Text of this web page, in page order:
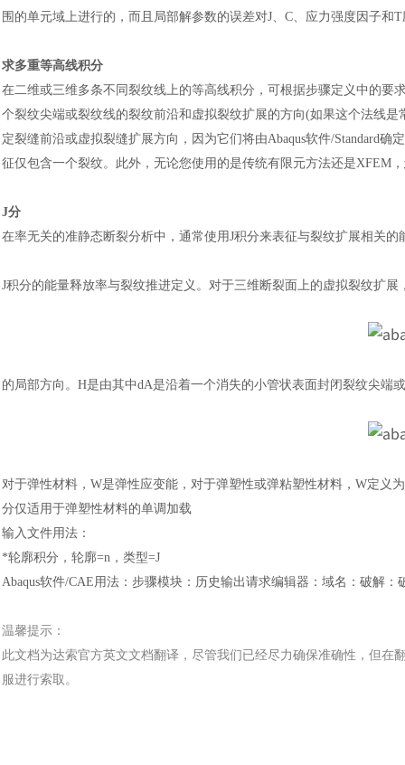
围的单元域上进行的，而且局部解参数的误差对J、C、应力强度因子和
求多重等高线积分
在二维或三维多条不同裂纹线上的等高线积分，可根据步骤定义中的
个裂纹尖端或裂纹线的裂纹前沿和虚拟裂纹扩展的方向(如果这个法线是
定裂缝前沿或虚拟裂缝扩展方向，因为它们将由Abaqus软件/Standard确
征仅包含一个裂纹。此外，无论您使用的是传统有限元方法还是XFEM
J分
在率无关的准静态断裂分析中，通常使用J积分来表征与裂纹扩展相关
J积分的能量释放率与裂纹推进定义。对于三维断裂面上的虚拟裂纹扩展
的局部方向。 H是由其中dA是沿着一个消失的小管状表面封闭裂纹尖端
对于弹性材料， W是弹性应变能，对于弹塑性或弹粘塑性材料，W定义
分仅适用于弹塑性材料的单调加载
输入文件用法 ：
*轮廓积分，轮廓=n，类型=J
Abaqus软件/CAE用法 ： 步骤模块 ： 历史输出请求编辑器 ： 域名 ： 破解 ：
温馨提示：
此文档为达索官方英文文档翻译，尽管我们已经尽力确保准确性，但在
服进行索取。